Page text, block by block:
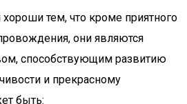
тем, что кроме приятного
они являются
способствующим развитию
и прекрасному
быть: